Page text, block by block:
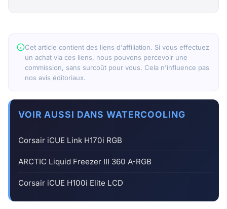
Cet article contient des liens d'affiliation. Si vous effectuez
un achat via ces liens, nous pouvons percevoir une
commission, sans surcoût pour vous. Cela n'influence pas
nos avis éditoriaux.
VOIR AUSSI DANS WATERCOOLING
Corsair iCUE Link H170i RGB
ARCTIC Liquid Freezer III 360 A-RGB
Corsair iCUE H100i Elite LCD